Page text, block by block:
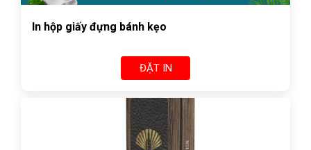
In hộp giấy đựng bánh kẹo
ĐẶT IN